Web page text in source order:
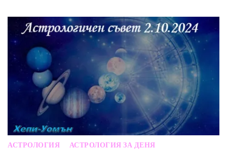
АСТРОЛОГИЯ АСТРОЛОГИЯ ЗА ДЕНЯ